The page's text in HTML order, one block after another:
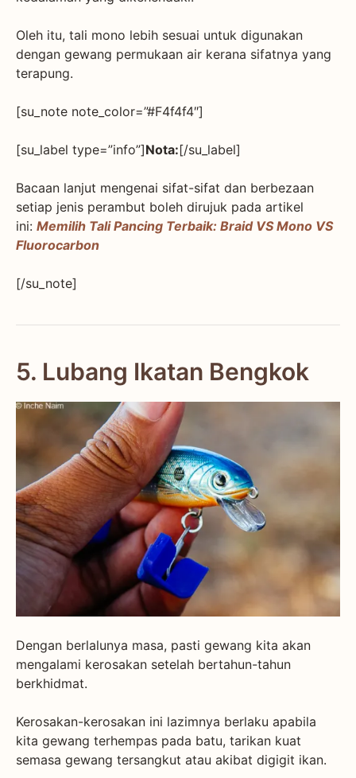
Oleh itu, tali mono lebih sesuai untuk digunakan
dengan gewang permukaan air kerana sifatnya yang
terapung.
[su_note note_color=”#F4f4f4″]
[su_label type=”info”]Nota:[/su_label]
Bacaan lanjut mengenai sifat-sifat dan berbezaan
setiap jenis perambut boleh dirujuk pada artikel
ini: Memilih Tali Pancing Terbaik: Braid VS Mono VS
Fluorocarbon
[/su_note]
5. Lubang Ikatan Bengkok
Dengan berlalunya masa, pasti gewang kita akan
mengalami kerosakan setelah bertahun-tahun
berkhidmat.
Kerosakan-kerosakan ini lazimnya berlaku apabila
kita gewang terhempas pada batu, tarikan kuat
semasa gewang tersangkut atau akibat digigit ikan.